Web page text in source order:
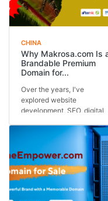
CHINA
Why Makrosa.com Is
Brandable Premium
Domain for...
Over the years, I've
explored website
development, SEO, digital